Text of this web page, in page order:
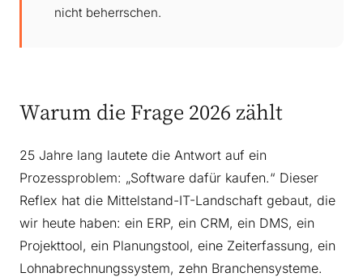
nicht beherrschen.
Warum die Frage 2026 zählt
25 Jahre lang lautete die Antwort auf ein
Prozessproblem: „Software dafür kaufen.“ Dieser
Reflex hat die Mittelstand-IT-Landschaft gebaut, die
wir heute haben: ein ERP, ein CRM, ein DMS, ein
Projekttool, ein Planungstool, eine Zeiterfassung, ein
Lohnabrechnungssystem, zehn Branchensysteme.